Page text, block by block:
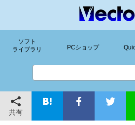
ソフト
ライブラリ
PCショップ
共有